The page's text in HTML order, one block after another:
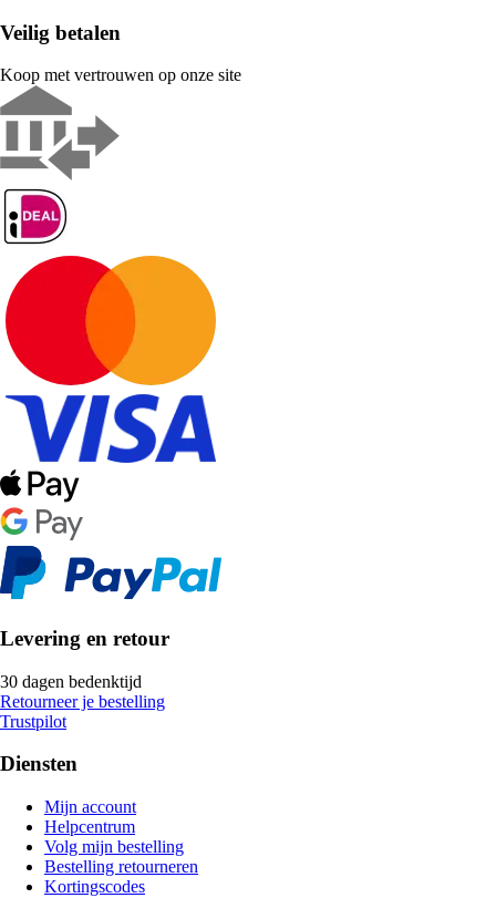
Veilig betalen
Koop met vertrouwen op onze site
Levering en retour
30 dagen bedenktijd
Retourneer je bestelling
Trustpilot
Diensten
Mijn account
Helpcentrum
Volg mijn bestelling
Bestelling retourneren
Kortingscodes